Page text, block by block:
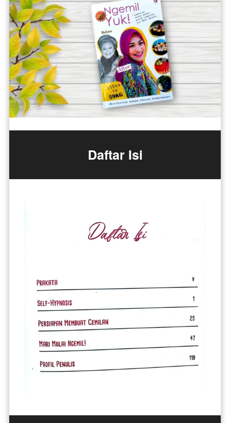
Daftar Isi